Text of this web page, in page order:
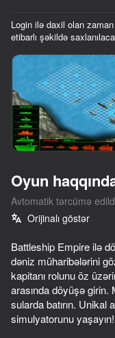
Missiles and Drones: A Strike On A Military Base
68
60
Login ilə daxil olan
etibarlı şəkildə
Oyun
Avtomatik tərcümə
Orijinalı göstər
Battleship Empire ilə
dəniz müharibələrini
kapitanı rolunu öz
arasında döyüşə girin.
sularda batırın. Unikal
simulyatorunu yaşayın!